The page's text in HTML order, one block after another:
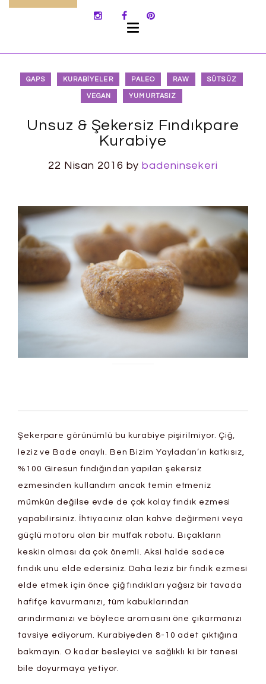
GAPS KURABIYELER PALEO RAW SÜTSÜZ
VEGAN YUMURTASIZ
Unsuz & Şekersiz Fındıkpare
Kurabiye
22 Nisan 2016 bybadeninsekeri
Şekerpare görünümlü bu kurabiye pişirilmiyor. Çiğ,
leziz ve Bade onaylı. Ben Bizim Yayladan’ın katkısız,
%100 Giresun fındığından yapılan şekersiz
ezmesinden kullandım ancak temin etmeniz
mümkün değilse evde de çok kolay fındık ezmesi
yapabilirsiniz. İhtiyacınız olan kahve değirmeni veya
güçlü motoru olan bir mutfak robotu. Bıçakların
keskin olması da çok önemli. Aksi halde sadece
fındık unu elde edersiniz. Daha leziz bir fındık ezmesi
elde etmek için önce çiğ fındıkları yağsız bir tavada
hafifçe kavurmanızı, tüm kabuklarından
arındırmanızı ve böylece aromasını öne çıkarmanızı
tavsiye ediyorum. Kurabiyeden 8-10 adet çıktığına
bakmayın. O kadar besleyici ve sağlıklı ki bir tanesi
bile doyurmaya yetiyor.